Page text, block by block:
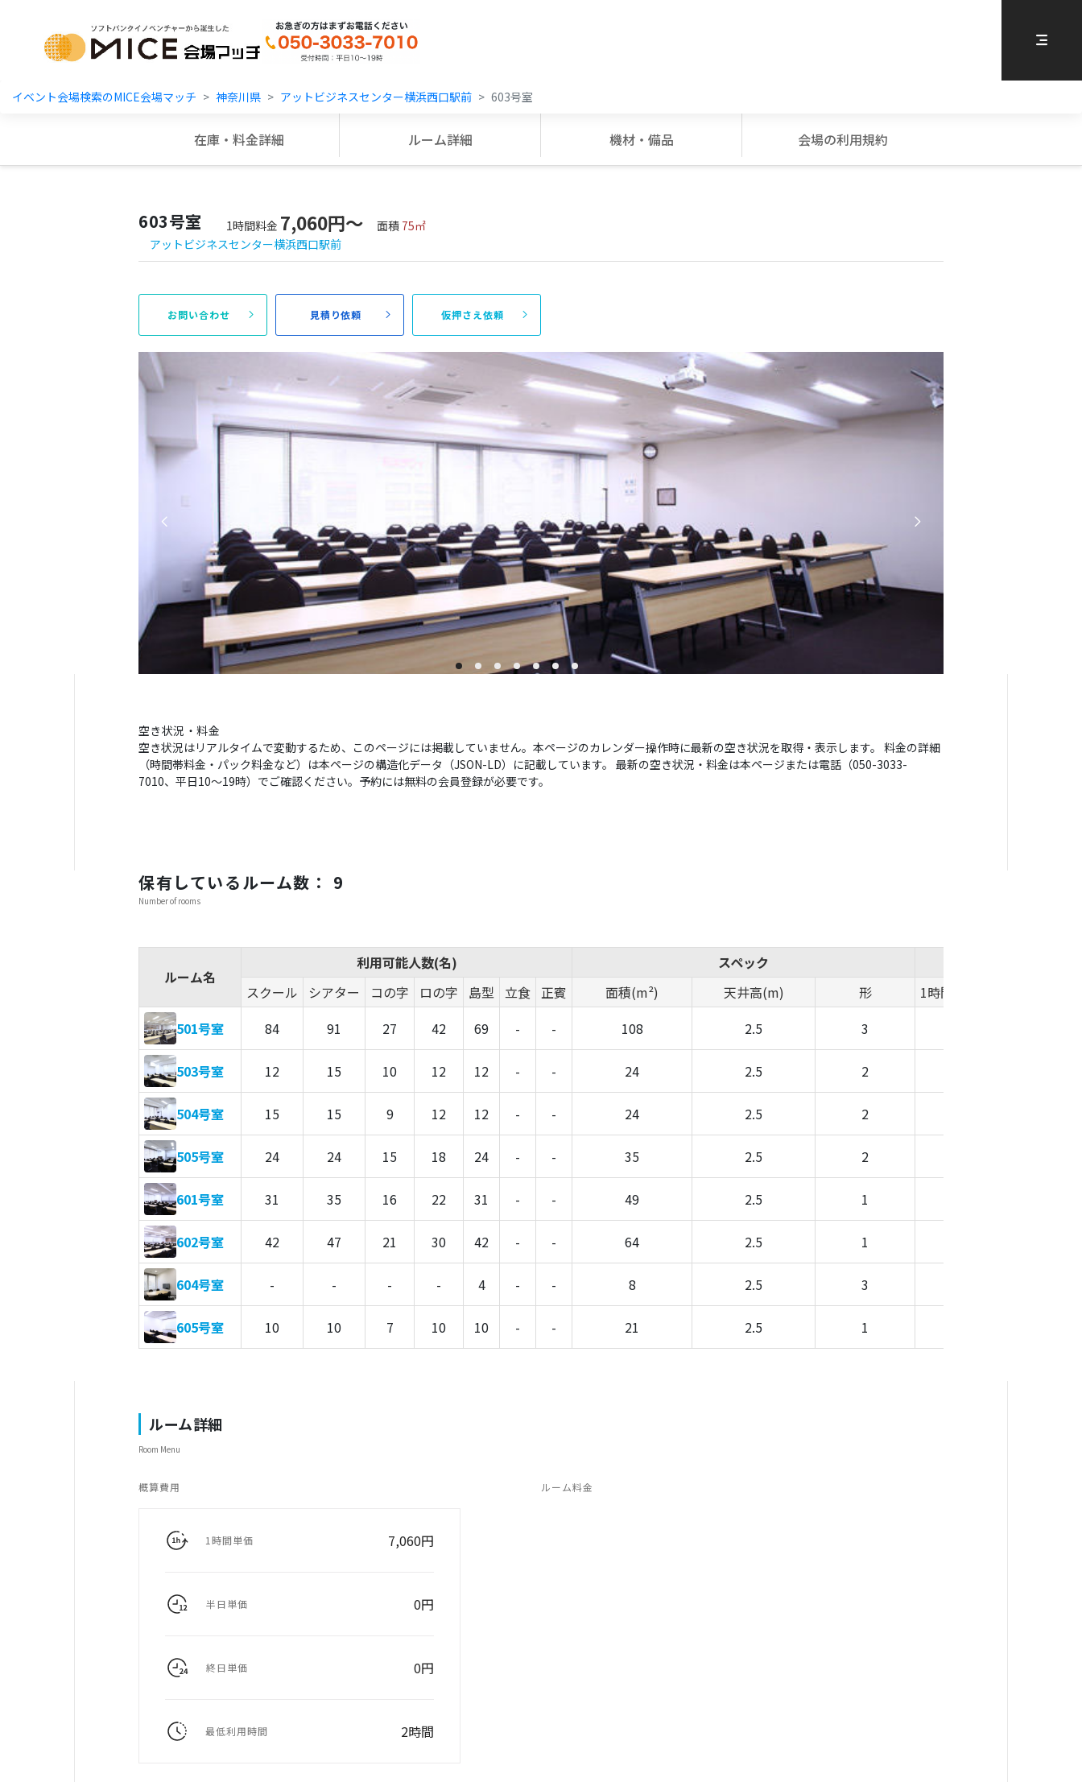
MICE Platform
イベント会場検索のMICE会場マッチ 神奈川県 アットビジネスセンター横浜西口駅前 603号室
在庫・料金詳細 ルーム詳細 機材・備品 会場の利用規約
603号室 1時間料金 7,060円〜 面積 75㎡
アットビジネスセンター横浜西口駅前
お問い合わせ 見積り依頼 仮押さえ依頼
空き状況・料金
空き状況はリアルタイムで変動するため、このページには掲載していません。本ページのカレンダー操作時に最新の空き状況を取得・表示します。 料金の詳細
（時間帯料金・パック料金など）は本ページの構造化データ（JSON-LD）に記載しています。 最新の空き状況・料金は本ページまたは電話（050-3033-
7010、平日10〜19時）でご確認ください。予約には無料の会員登録が必要です。
保有しているルーム数： 9
Number of rooms
ルーム名
利用可能人数(名) スペック
スクール
シアター コの字 ロの字 島型 立食 正賓 面積(m²) 天井高(m) 形 1時間料金(円)
501号室
84 91 27 42 69 - - 108 2.5 3
503号室 12 15 10 12 12 - - 24 2.5 2
504号室 15 15 9 12 12 - - 24 2.5 2
505号室 24 24 15 18 24 - - 35 2.5 2
601号室 31 35 16 22 31 - - 49 2.5 1
602号室 42 47 21 30 42 - - 64 2.5 1
604号室 - - - - 4 - - 8 2.5 3
605号室 10 10 7 10 10 - - 21 2.5 1
ルーム詳細
Room Menu
概算費用
1時間単価 7,060円
半日単価 0円
終日単価 0円
最低利用時間 2時間
ルーム料金